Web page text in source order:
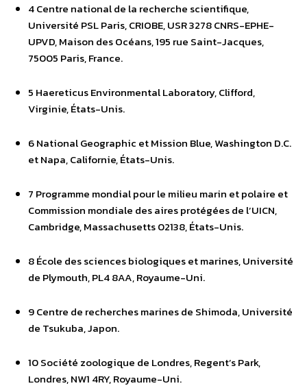
4 Centre national de la recherche scientifique,
Université PSL Paris, CRIOBE, USR 3278 CNRS-EPHE-
UPVD, Maison des Océans, 195 rue Saint-Jacques,
75005 Paris, France.
5 Haereticus Environmental Laboratory, Clifford,
Virginie, États-Unis.
6 National Geographic et Mission Blue, Washington D.C.
et Napa, Californie, États-Unis.
7 Programme mondial pour le milieu marin et polaire et
Commission mondiale des aires protégées de l’UICN,
Cambridge, Massachusetts 02138, États-Unis.
8 École des sciences biologiques et marines, Université
de Plymouth, PL4 8AA, Royaume-Uni.
9 Centre de recherches marines de Shimoda, Université
de Tsukuba, Japon.
10 Société zoologique de Londres, Regent’s Park,
Londres, NW1 4RY, Royaume-Uni.